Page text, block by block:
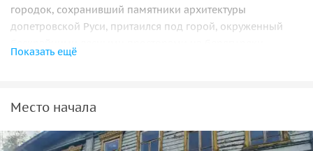
городок, сохранивший памятники архитектуры
допетровской Руси, притаился под горой, окруженный
Клязьмы. Дух захватывает на смотровых площадках,
которые сохранились на территории посада, мы увидим
удивительные терема, украшенные "глухой корабельной"
Показать ещё
Место начала